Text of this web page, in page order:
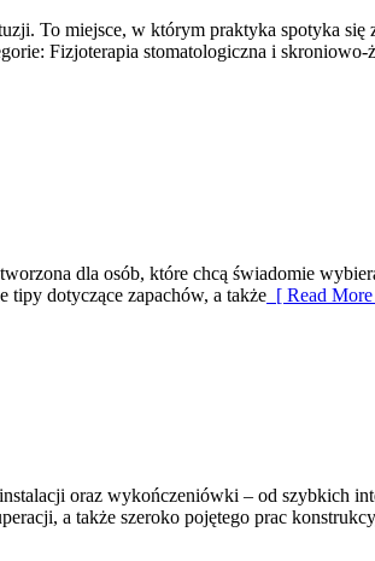
To miejsce, w którym praktyka spotyka
Fizjoterapia stomatologiczna i
dla osób, które chcą świadomie
tipy dotyczące zapachów, a także [ Read
oraz wykończeniówki – od szybkich
a także szeroko pojętego prac